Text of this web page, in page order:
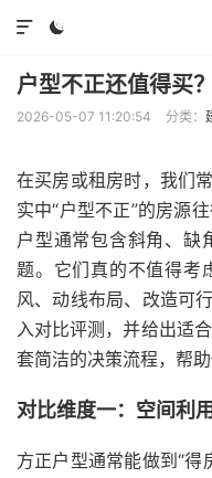


户型不正还值得买
2026-05-07 11:20:54 分类：
在买房或租房时，我们
实中“户型不正”的房源
户型通常包含斜角、缺
题。它们真的不值得考
风、动线布局、改造可
入对比评测，并给出适
套简洁的决策流程，帮
对比维度一：空间
方正户型通常能做到“得